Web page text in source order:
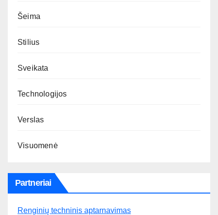
Šeima
Stilius
Sveikata
Technologijos
Verslas
Visuomenė
Partneriai
Renginių techninis aptarnavimas